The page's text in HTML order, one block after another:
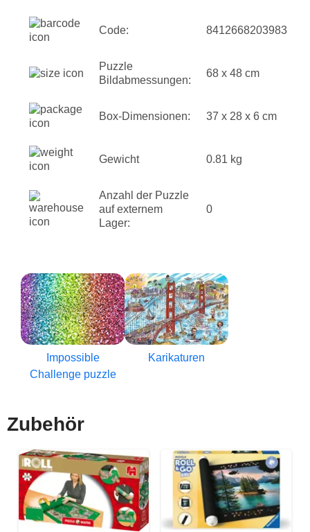
Code: 8412668203983
Puzzle
Bildabmessungen:
68 x 48 cm
Box-Dimensionen: 37 x 28 x 6 cm
Gewicht 0.81 kg
Anzahl der Puzzle
auf externem
Lager:
0
Impossible
Challenge puzzle
Karikaturen
Zubehör